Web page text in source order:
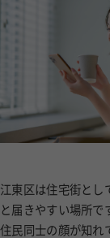
と届きやすい場所で
住民同士の顔が知れ
古くからの近所付き